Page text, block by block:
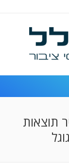
תוצאות